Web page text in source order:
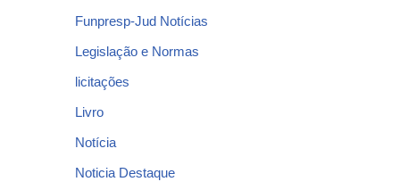
Funpresp-Jud Notícias
Legislação e Normas
licitações
Livro
Notícia
Noticia Destaque